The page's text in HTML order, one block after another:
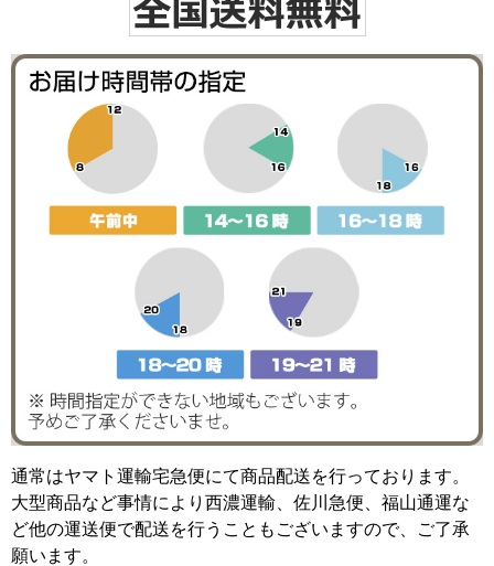
通常はヤマト運輸宅急便にて商品配送を行っております。
大型商品など事情により西濃運輸、佐川急便、福山通運な
ど他の運送便で配送を行うこともございますので、ご了承
願います。